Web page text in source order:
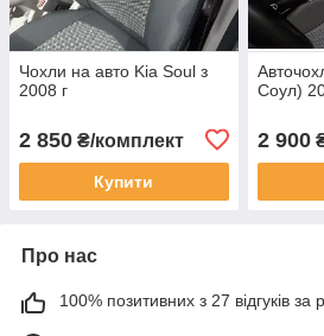
Чохли на авто Kia Soul з
2008 г
2 850 ₴/комплект
Купити
Соул)
2 900
Про нас
100% позитивних з 27 відгуків за